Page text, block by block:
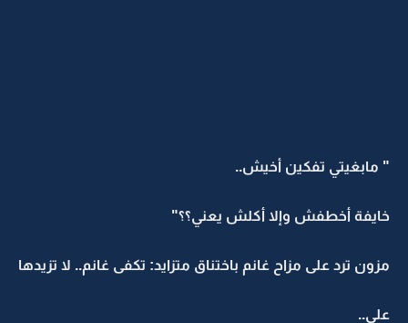
" مابغيتي تفكين أخيش..
خايفة أخطفش وإلا أكلش يعني؟؟"
مزون ترد على مزاح غانم باختناق متزايد: تكفى غانم.. لا تزيدها
علي..